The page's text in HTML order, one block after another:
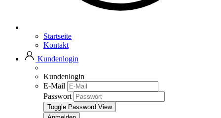
Startseite
Kontakt
Kundenlogin
Kundenlogin
E-Mail
Passwort
Toggle Password View